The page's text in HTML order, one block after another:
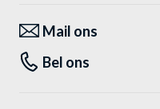
Mail ons
Bel ons